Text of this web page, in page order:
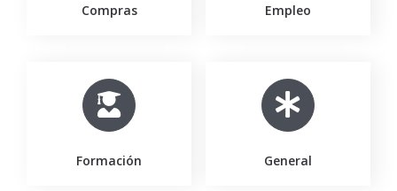
Compras Empleo
Formación General